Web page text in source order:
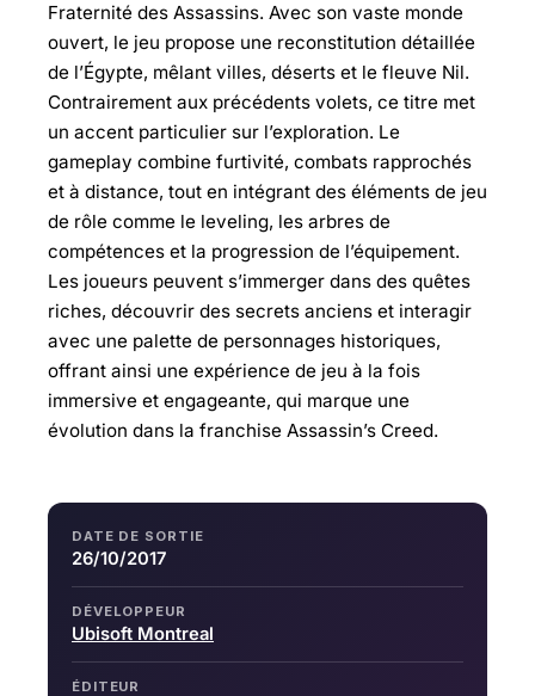
Fraternité des Assassins. Avec son vaste monde
ouvert, le jeu propose une reconstitution détaillée
de l’Égypte, mêlant villes, déserts et le fleuve Nil.
Contrairement aux précédents volets, ce titre met
un accent particulier sur l’exploration. Le
gameplay combine furtivité, combats rapprochés
et à distance, tout en intégrant des éléments de jeu
de rôle comme le leveling, les arbres de
compétences et la progression de l’équipement.
Les joueurs peuvent s’immerger dans des quêtes
riches, découvrir des secrets anciens et interagir
avec une palette de personnages historiques,
offrant ainsi une expérience de jeu à la fois
immersive et engageante, qui marque une
évolution dans la franchise Assassin’s Creed.
DATE DE SORTIE
26/10/2017
DÉVELOPPEUR
Ubisoft Montreal
ÉDITEUR